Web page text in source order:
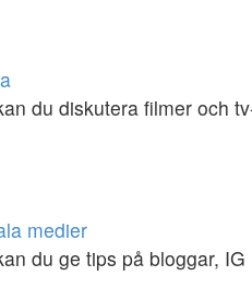
du diskutera filmer och
medier
du ge tips på bloggar,